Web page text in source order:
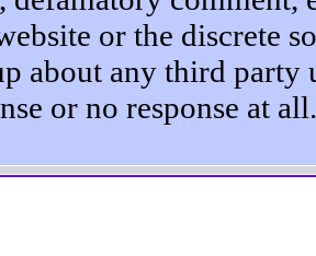
or the discrete
about any third party
or no response at all.